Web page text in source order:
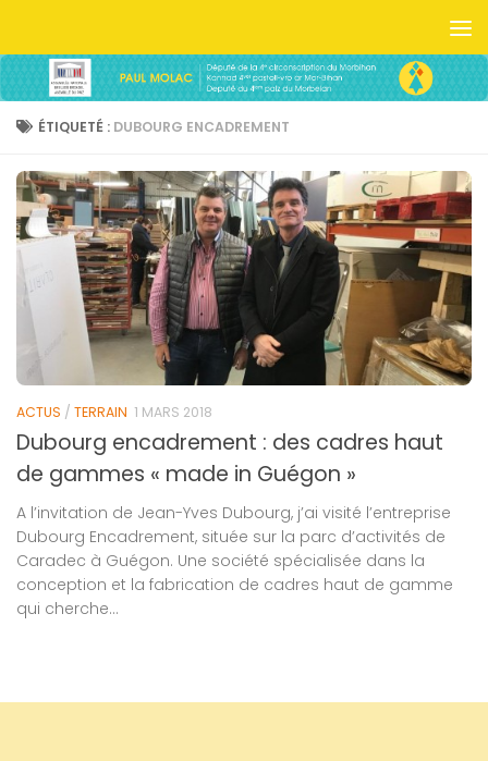
ÉTIQUETÉ : DUBOURG ENCADREMENT
ACTUS / TERRAIN 1 MARS 2018
Dubourg encadrement : des cadres haut
de gammes « made in Guégon »
A l’invitation de Jean-Yves Dubourg, j’ai visité l’entreprise
Dubourg Encadrement, située sur la parc d’activités de
Caradec à Guégon. Une société spécialisée dans la
conception et la fabrication de cadres haut de gamme
qui cherche...